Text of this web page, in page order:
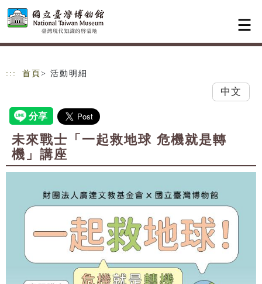
跳到主要內容
網站導覽
::: 首頁 > 活動明細
中文
未來戰士「一起救地球 危機就是轉
機」講座